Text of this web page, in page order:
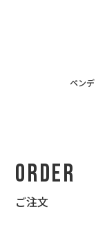
ペン
Order
ご注文